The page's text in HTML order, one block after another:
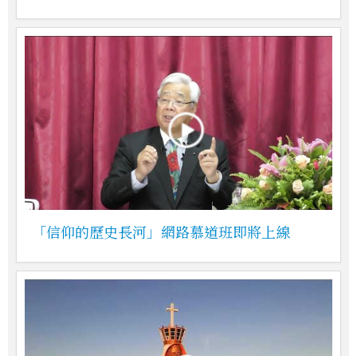
「信仰的歷史長河」網路慕道班即將上線